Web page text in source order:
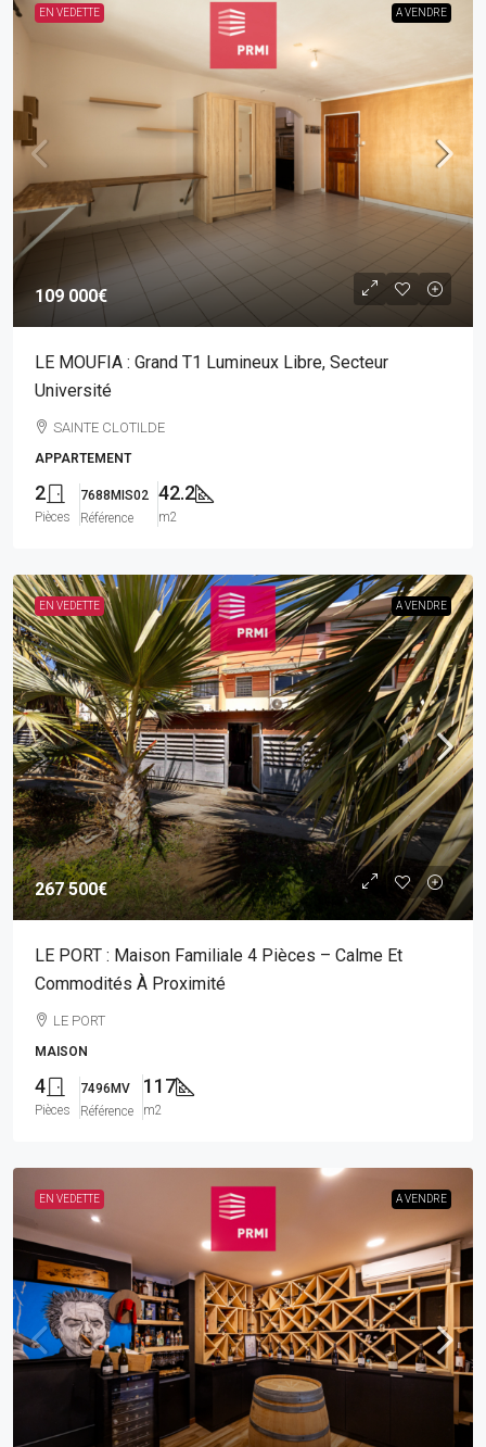
EN VEDETTE A VENDRE
109 000€
LE MOUFIA : Grand T1 Lumineux Libre, Secteur
Université
SAINTE CLOTILDE
APPARTEMENT
2
Pièces
7688MIS02
Référence
42.2
m2
EN VEDETTE A VENDRE
267 500€
LE PORT : Maison Familiale 4 Pièces – Calme Et
Commodités À Proximité
LE PORT
MAISON
4
Pièces
7496MV
Référence
117
m2
EN VEDETTE A VENDRE